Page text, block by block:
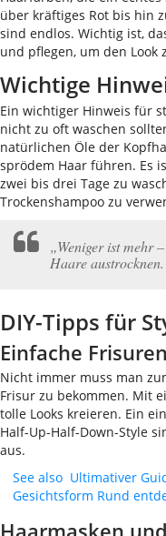
über kräftiges Rot bis hin
sind endlos. Wichtig ist,
und pflegen, um den Look
Wichtige
Ein wichtiger Hinweis für
nicht zu oft waschen
natürlichen Öle der
sprödem Haar führen. Es
zwei bis drei Tage zu
Trockenshampoo zu
„Weniger ist mehr
Haare
DIY-Tipps für
Einfache
Nicht immer muss man
Frisur zu bekommen. Mit
tolle Looks kreieren. Ein
Half-Up-Half-Down-Style
aus.
See also Ultimativer
Gesichtsform Rund
Haarmasken